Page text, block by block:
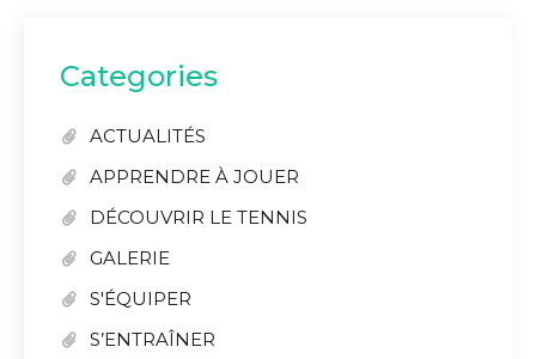
Categories
ACTUALITÉS
APPRENDRE À JOUER
DÉCOUVRIR LE TENNIS
GALERIE
S'ÉQUIPER
S’ENTRAÎNER